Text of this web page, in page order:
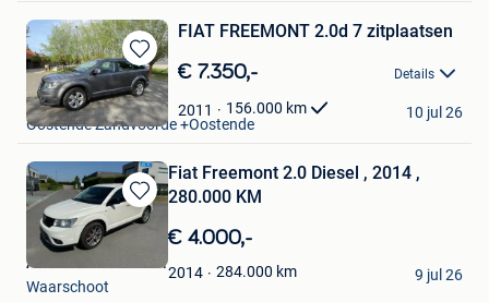
Bewaren
in
Mijn
Favorieten
FIAT FREEMONT 2.0d 7 zitplaatsen
€ 7.350,- Details
2011 156.000 km
Ria Cars
Oostende Zandvoorde +Oostende
10 jul 26
Bewaren
in
Favorieten
Fiat Freemont 2.0 Diesel , 2014 ,
280.000 KM
€ 4.000,-
2014 284.000 km
Autohandel De Moor
Waarschoot
9 jul 26